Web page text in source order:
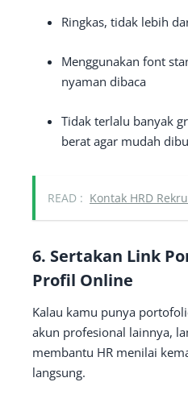
Ringkas, tidak lebih
Menggunakan font
nyaman dibaca
Tidak terlalu banyak
berat agar mudah
READ : Kontak HRD
6. Sertakan Link
Profil Online
Kalau kamu punya
akun profesional lainnya,
membantu HR menilai
langsung.